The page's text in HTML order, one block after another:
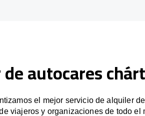
autocares
el mejor servicio de alquiler
viajeros y organizaciones de todo el